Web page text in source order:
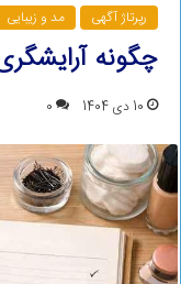
رپرتاژ آگهی مد و زیبایی
چگونه
10 دی 1404 0